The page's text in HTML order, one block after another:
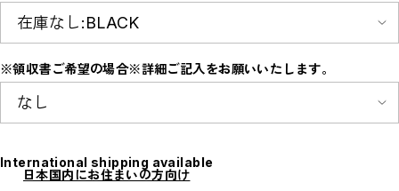
N
S
T
Y
【LADIES】ITEM LIST
TOPS / カットソー,ブラウス,ニット
BOTTOMS / パンツ,スカート
DRESSES / ワンピース
※領収書ご希望の場合※詳細ご記入をお願いいたします。
International shipping available
日本国内にお住まいの方向け